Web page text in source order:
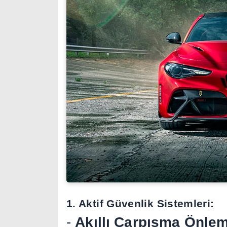
1. Aktif Güvenlik Sistemleri:
- Akıllı Çarpışma